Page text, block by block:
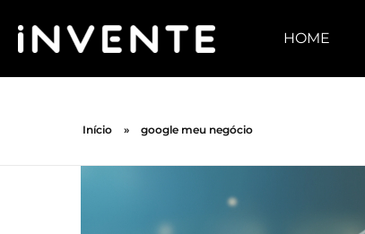
HOME
Início » google meu negócio